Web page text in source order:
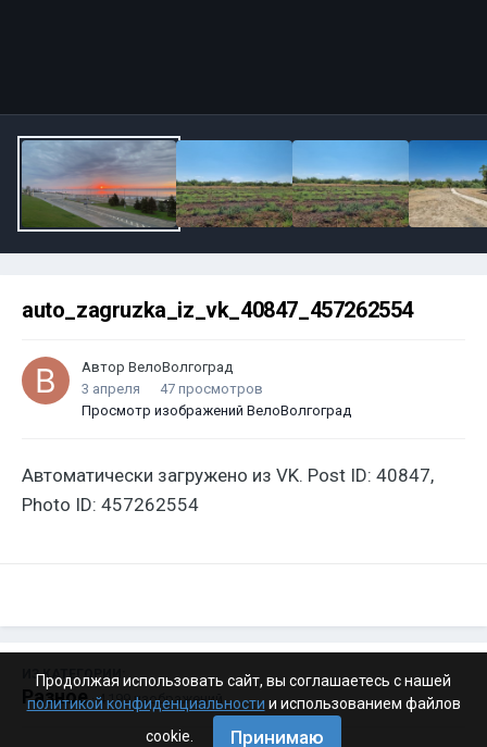
auto_zagruzka_iz_vk_40847_457262554
Автор ВелоВолгоград
3 апреля
47 просмотров
Просмотр изображений ВелоВолгоград
Автоматически загружено из VK. Post ID: 40847,
Photo ID: 457262554
ИЗ КАТЕГОРИИ:
Разное · 4 199 изображений
Продолжая использовать сайт, вы соглашаетесь с нашей
политикой конфиденциальности и использованием файлов
cookie.
Принимаю